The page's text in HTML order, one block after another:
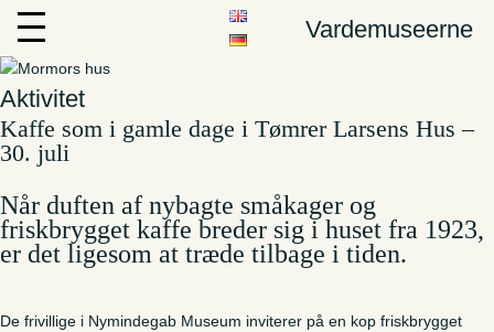
Vardemuseerne
Aktivitet
Kaffe som i gamle dage i Tømrer Larsens Hus –
30. juli
Når duften af nybagte småkager og
friskbrygget kaffe breder sig i huset fra 1923,
er det ligesom at træde tilbage i tiden.
De frivillige i Nymindegab Museum inviterer på en kop friskbrygget